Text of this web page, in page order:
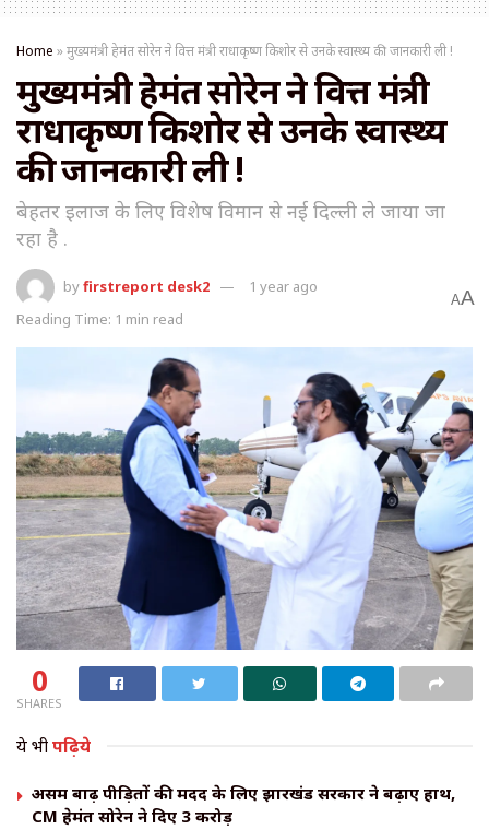
Home »मुख्यमंत्री हेमंत सोरेन ने वित्त मंत्री राधाकृष्ण किशोर से उनके स्वास्थ्य की जानकारी ली !
मुख्यमंत्री हेमंत सोरेन ने वित्त मंत्री
राधाकृष्ण किशोर से उनके स्वास्थ्य
की जानकारी ली !
बेहतर इलाज के लिए विशेष विमान से नई दिल्ली ले जाया जा
रहा है .
byfirstreport desk2
1 year ago
Reading Time: 1 min read
AA
0
SHARES
ये भीपढ़िये
असम बाढ़ पीड़ितों की मदद के लिए झारखंड सरकार ने बढ़ाए हाथ,
CM हेमंत सोरेन ने दिए ₹3 करोड़